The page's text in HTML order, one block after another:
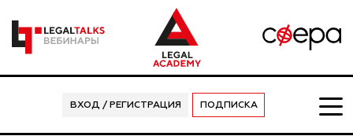
ВХОД / РЕГИСТРАЦИЯ ПОДПИСКА